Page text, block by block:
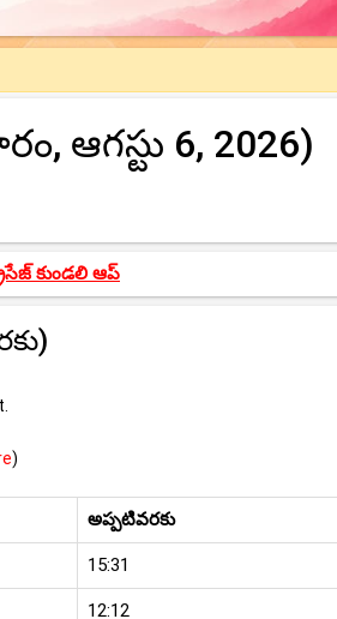
ఆగస్టు 6, 2026)
కుండలి ఆప్
)
అప్పటివరకు
15:31
12:12